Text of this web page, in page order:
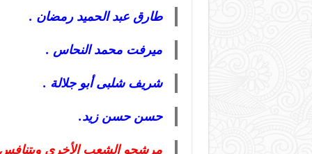
طارق عبد الحميد رمضان .
ميرفت محمد النحاس .
شريف شلبى أبو جلالة .
حسن حسن زيد.
مرشحو الشعب الأخرى ويتنافس